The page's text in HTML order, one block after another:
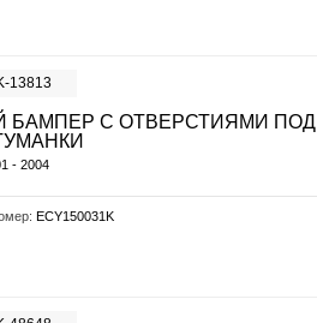
13813
БАМПЕР С ОТВЕРСТИЯМИ ПОД
- 2004
ECY150031K